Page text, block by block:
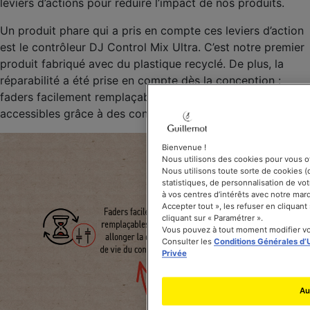
Un produit phare qui a pris en compte ces leviers d’action
est le contrôleur DJ Control Mix Ultra. C’est notre premier
produit fabriqué avec du plastique recyclé. De plus, la
réparabilité a été prise en compte dès la conception :
faders facilement remplaçables, batterie détachable, PCB
accessibles grâce à des connecteurs détachables.
Bienvenue !
Nous utilisons des cookies pour vous
Nous utilisons toute sorte de cookies
statistiques, de personnalisation de
à vos centres d’intérêts avec notre
Accepter tout », les refuser en
cliquant sur « Paramétrer ».
Vous pouvez à tout moment modifier
Consulter les Conditions Générales
Privée